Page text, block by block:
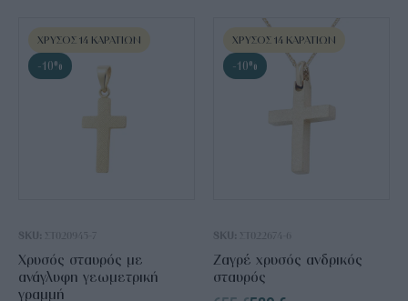
ΧΡΥΣΌΣ 14 ΚΑΡΑΤΊΩΝ
-10%
SKU: ΣΤ020945-7
Χρυσός σταυρός με
ανάγλυφη γεωμετρική
γραμμή
ΧΡΥΣΌΣ 14 ΚΑΡΑΤΊΩΝ
-10%
SKU: ΣΤ022674-6
Ζαγρέ χρυσός ανδρικός
σταυρός